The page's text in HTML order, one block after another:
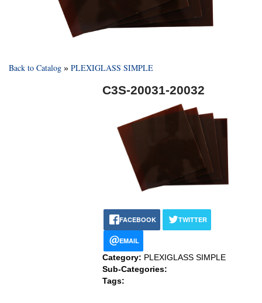
Back to Catalog PLEXIGLASS SIMPLE
C3S-20031-20032
FACEBOOK TWITTER
EMAIL
Category: PLEXIGLASS SIMPLE
Sub-Categories:
Tags: